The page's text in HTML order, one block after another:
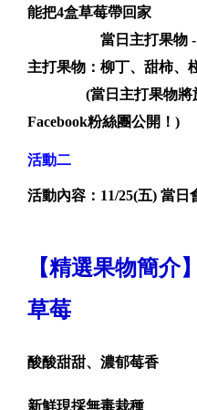
能把4盒草莓帶回家
當日主打果物 - 全
主打果物：柳丁、甜柿、
(當日主打果物將於
Facebook粉絲團公開！)
活動二
活動內容：11/25(五) 當日
【精選果物簡介】
草莓
酸酸甜甜、濃郁莓香
新鮮現採無毒栽種